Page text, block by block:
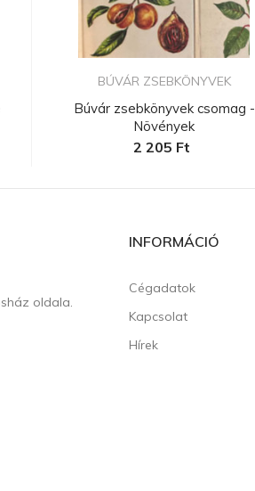
BÚVÁR ZSEBKÖNYVEK
Búvár zsebkönyvek csomag -
Növények
2 205 Ft
oldala.
INFORMÁCIÓ
Cégadatok
Kapcsolat
Hírek